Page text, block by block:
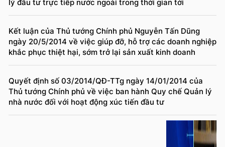
lý đầu tư trực tiếp nước ngoài trong thời gian tới
Kết luận của Thủ tướng Chính phủ Nguyễn Tấn Dũng
ngày 20/5/2014 về việc giúp đỡ, hỗ trợ các doanh nghiệp
khắc phục thiệt hại, sớm trở lại sản xuất kinh doanh
Quyết định số 03/2014/QĐ-TTg ngày 14/01/2014 của
Thủ tướng Chính phủ về việc ban hành Quy chế Quản lý
nhà nước đối với hoạt động xúc tiến đầu tư